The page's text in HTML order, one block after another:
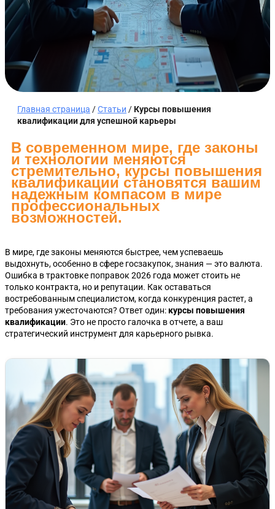
Главная страница /Статьи /Курсы повышения
квалификации для успешной карьеры
В современном мире, где законы
и технологии меняются
стремительно, курсы повышения
квалификации становятся вашим
надежным компасом в мире
профессиональных
возможностей.
В мире, где законы меняются быстрее, чем успеваешь
выдохнуть, особенно в сфере госзакупок, знания — это валюта.
Ошибка в трактовке поправок 2026 года может стоить не
только контракта, но и репутации. Как оставаться
востребованным специалистом, когда конкуренция растет, а
требования ужесточаются? Ответ один:курсы повышения
квалификации. Это не просто галочка в отчете, а ваш
стратегический инструмент для карьерного рывка.